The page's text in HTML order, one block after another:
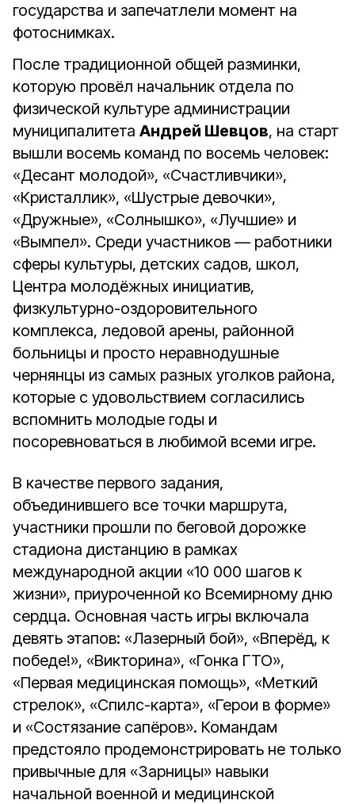
государства и запечатлели момент на
фотоснимках.
После традиционной общей разминки,
которую провёл начальник отдела по
физической культуре администрации
муниципалитета Андрей Шевцов, на старт
вышли восемь команд по восемь человек:
«Десант молодой», «Счастливчики»,
«Кристаллик», «Шустрые девочки»,
«Дружные», «Солнышко», «Лучшие» и
«Вымпел». Среди участников — работники
сферы культуры, детских садов, школ,
Центра молодёжных инициатив,
физкультурно-оздоровительного
комплекса, ледовой арены, районной
больницы и просто неравнодушные
чернянцы из самых разных уголков района,
которые с удовольствием согласились
вспомнить молодые годы и
посоревноваться в любимой всеми игре.
В качестве первого задания,
объединившего все точки маршрута,
участники прошли по беговой дорожке
стадиона дистанцию в рамках
международной акции «10 000 шагов к
жизни», приуроченной ко Всемирному дню
сердца. Основная часть игры включала
девять этапов: «Лазерный бой», «Вперёд, к
победе!», «Викторина», «Гонка ГТО»,
«Первая медицинская помощь», «Меткий
стрелок», «Спилс-карта», «Герои в форме»
и «Состязание сапёров». Командам
предстояло продемонстрировать не только
привычные для «Зарницы» навыки
начальной военной и медицинской